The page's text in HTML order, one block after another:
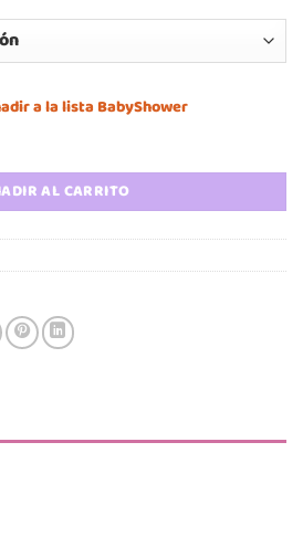
a la lista BabyShower
AL CARRITO